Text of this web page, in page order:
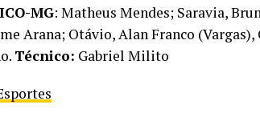
MG: Matheus Mendes; Saravia,
Arana; Otávio, Alan Franco
Técnico: Gabriel Milito